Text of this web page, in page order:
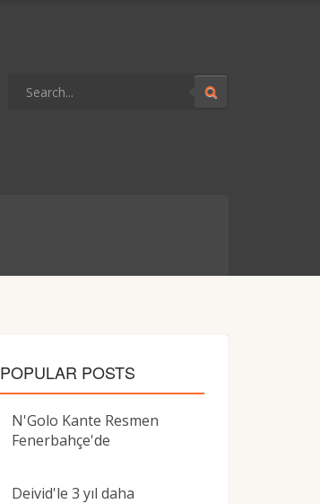
POPULAR POSTS
N'Golo Kante Resmen
Fenerbahçe'de
Deivid'le 3 yıl daha